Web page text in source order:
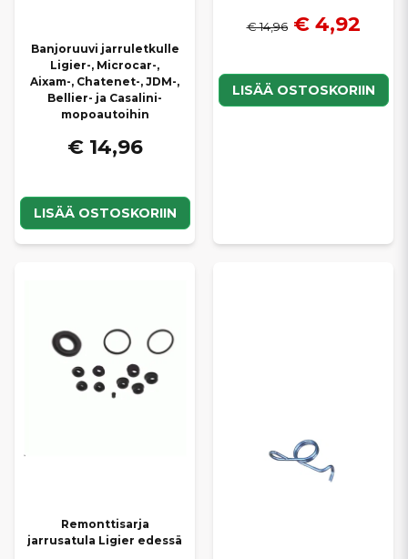
Banjoruuvi jarruletkulle
Ligier-, Microcar-,
Aixam-, Chatenet-, JDM-,
Bellier- ja Casalini-
mopoautoihin
€ 14,96
LISÄÄ OSTOSKORIIN
€ 14,96 € 4,92
LISÄÄ OSTOSKORIIN
Remonttisarja
jarrusatula Ligier edessä